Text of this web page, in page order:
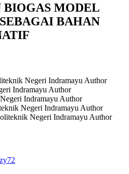
BIOGAS MODEL
BAHAN
Negeri Indramayu Author
Indramayu Author
Indramayu Author
Negeri Indramayu Author
Negeri Indramayu Author